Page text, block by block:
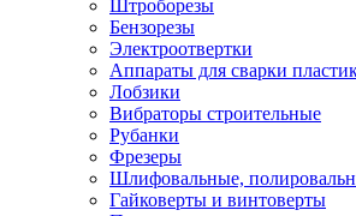
Штроборезы
Бензорезы
Электроотвертки
Аппараты для сварки
Лобзики
Вибраторы строительные
Рубанки
Фрезеры
Шлифовальные,
Гайковерты и винтоверты